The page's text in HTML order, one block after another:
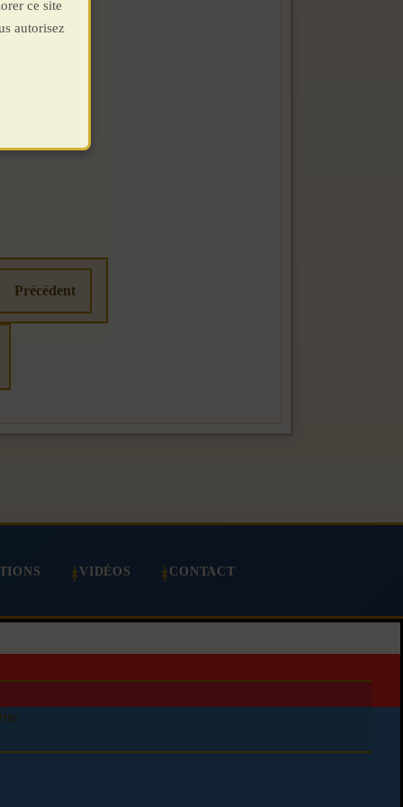
Précédent
VIDÉOS CONTACT
ce site
autorisez